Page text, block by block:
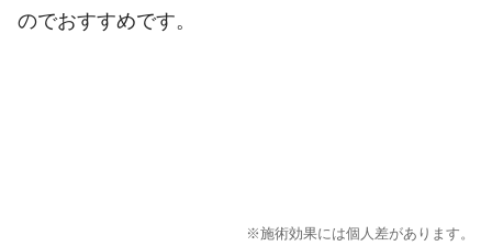
のでおすすめです。
※施術効果には個人差があります。